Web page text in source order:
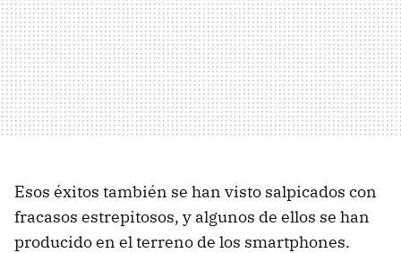
Esos éxitos también se han visto salpicados con
fracasos estrepitosos, y algunos de ellos se han
producido en el terreno de los smartphones.